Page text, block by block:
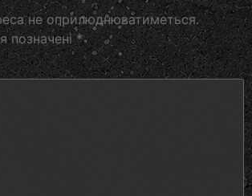
не оприлюднюватиметься.
позначені *